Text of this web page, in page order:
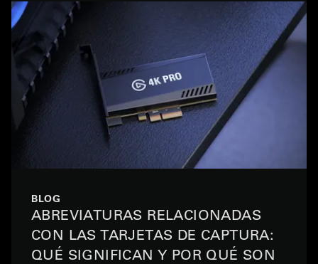
BLOG
ABREVIATURAS RELACIONADAS
CON LAS TARJETAS DE CAPTURA:
QUÉ SIGNIFICAN Y POR QUÉ SON